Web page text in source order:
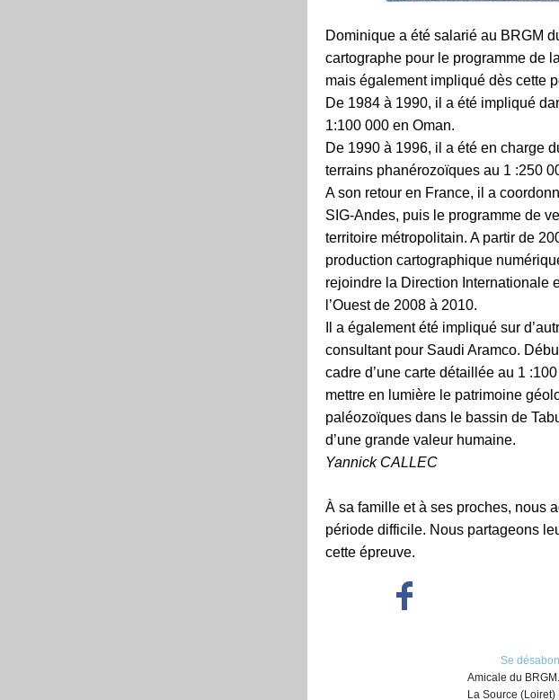
Dominique a été salarié au BRGM
cartographe pour le programme de
mais également impliqué dès cette
De 1984 à 1990, il a été impliqué
1:100 000 en Oman.
De 1990 à 1996, il a été en charge
terrains phanérozoïques au 1 :250
A son retour en France, il a
SIG-Andes, puis le programme de
territoire métropolitain. A partir de
production cartographique
rejoindre la Direction Internationale
l’Ouest de 2008 à 2010.
Il a également été impliqué sur
consultant pour Saudi Aramco.
cadre d’une carte détaillée au 1
mettre en lumière le patrimoine
paléozoïques dans le bassin de
d’une grande valeur humaine.
Yannick CALLEC
À sa famille et à ses proches, nous
période difficile. Nous partageons
cette épreuve.
Se
Amicale du BRGM
La Source